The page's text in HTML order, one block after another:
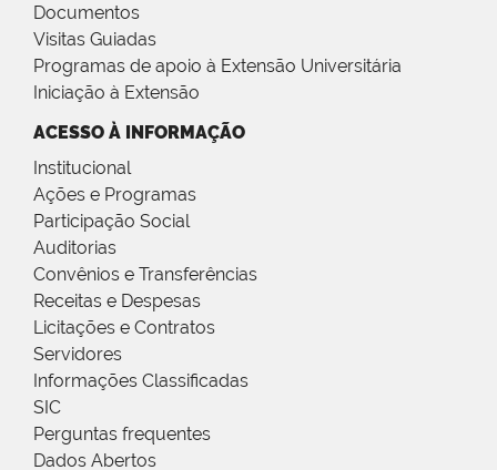
Documentos
Visitas Guiadas
Programas de apoio à Extensão Universitária
Iniciação à Extensão
ACESSO À INFORMAÇÃO
Institucional
Ações e Programas
Participação Social
Auditorias
Convênios e Transferências
Receitas e Despesas
Licitações e Contratos
Servidores
Informações Classificadas
SIC
Perguntas frequentes
Dados Abertos